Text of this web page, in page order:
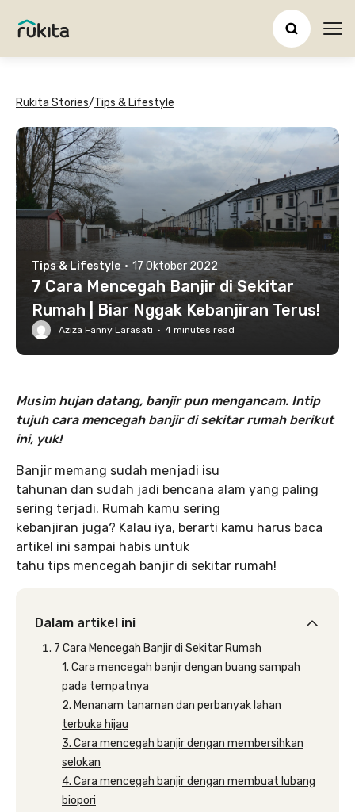
Rukita Stories/Tips & Lifestyle
Tips & Lifestyle · 17 Oktober 2022
7 Cara Mencegah Banjir di Sekitar
Rumah | Biar Nggak Kebanjiran Terus!
Aziza Fanny Larasati · 4 minutes read
Musim hujan datang, banjir pun mengancam. Intip
tujuh cara mencegah banjir di sekitar rumah berikut
ini, yuk!
Banjir memang sudah menjadi isu
tahunan dan sudah jadi bencana alam yang paling
sering terjadi. Rumah kamu sering
kebanjiran juga? Kalau iya, berarti kamu harus baca
artikel ini sampai habis untuk
tahu tips mencegah banjir di sekitar rumah!
Dalam artikel ini
7 Cara Mencegah Banjir di Sekitar Rumah
1. Cara mencegah banjir dengan buang sampah
pada tempatnya
2. Menanam tanaman dan perbanyak lahan
terbuka hijau
3. Cara mencegah banjir dengan membersihkan
selokan
4. Cara mencegah banjir dengan membuat lubang
biopori